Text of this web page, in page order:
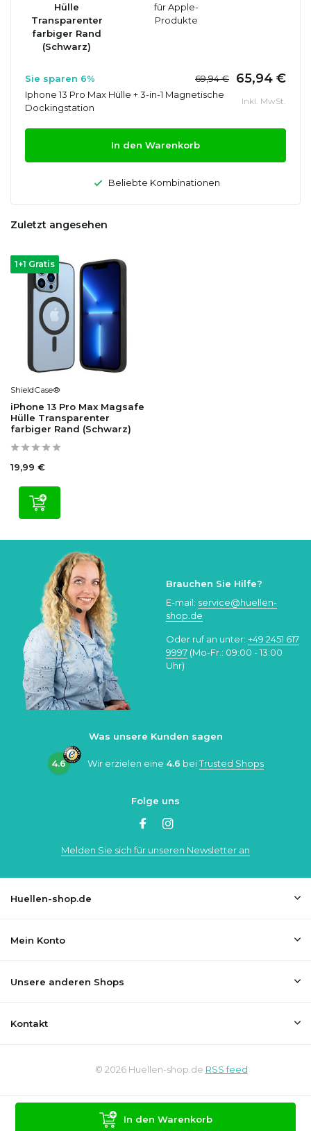
In den Warenkorb
Hülle
Transparenter
farbiger Rand
(Schwarz)
für Apple-
Produkte
Sie sparen 6% 69,94 € 65,94 €
Iphone 13 Pro Max Hülle + 3-in-1 Magnetische
Dockingstation
Inkl. MwSt.
In den Warenkorb
Beliebte Kombinationen
Zuletzt angesehen
1+1 Gratis
ShieldCase®
iPhone 13 Pro Max Magsafe
Hülle Transparenter
farbiger Rand (Schwarz)
19,99 €
Brauchen Sie Hilfe?
E-mail: service@huellen-
shop.de
Oder ruf an unter: +49 2451 617
9997 (Mo-Fr.: 09:00 - 13:00
Uhr)
Was unsere Kunden sagen
4.6 Wir erzielen eine 4.6 beiTrusted Shops
Folge uns
Melden Sie sich für unseren Newsletter an
Huellen-shop.de
Mein Konto
Unsere anderen Shops
Kontakt
© 2026 Huellen-shop.de RSS feed